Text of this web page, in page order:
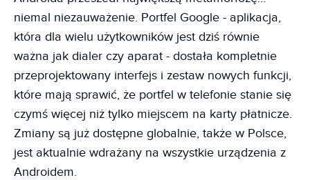
niemal niezauważenie. Portfel Google - aplikacja,
która dla wielu użytkowników jest dziś równie
ważna jak dialer czy aparat - dostała kompletnie
przeprojektowany interfejs i zestaw nowych funkcji,
które mają sprawić, że portfel w telefonie stanie się
czymś więcej niż tylko miejscem na karty płatnicze.
Zmiany są już dostępne globalnie, także w Polsce,
jest aktualnie wdrażany na wszystkie urządzenia z
Androidem.